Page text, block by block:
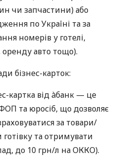
чи запчастини) або
по Україні та за
номерів у готелі,
оренду авто тощо).
бізнес-карток:
картка від àбанк — це
та юросіб, що дозволяє
за товари/
готівку та отримувати
до 10 грн/л на ОККО).